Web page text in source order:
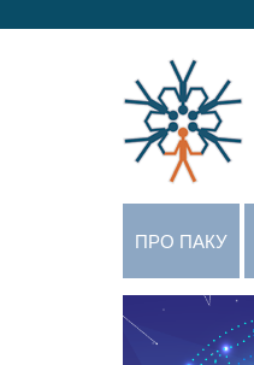
ПРО ПАКУ